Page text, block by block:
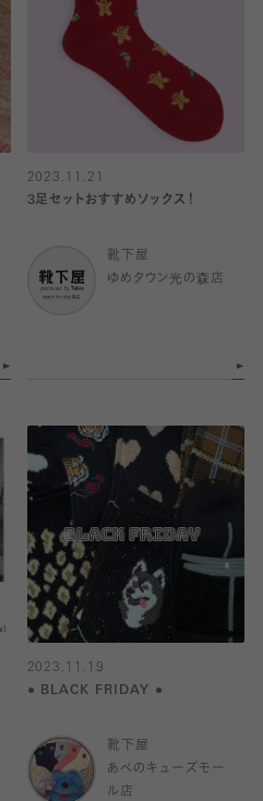
2023.11.21
3足セットおすすめソックス！
靴下屋
ゆめタウン光の森店
2023.11.19
● BLACK FRIDAY ●
靴下屋
あべのキューズモー
ル店